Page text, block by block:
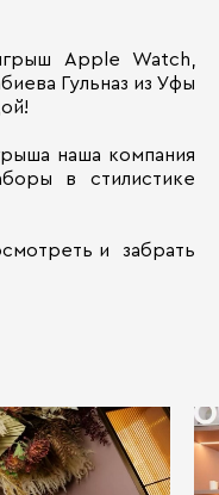
Apple Watch,
Гульназ из Уфы
наша компания
в стилистике
и забрать